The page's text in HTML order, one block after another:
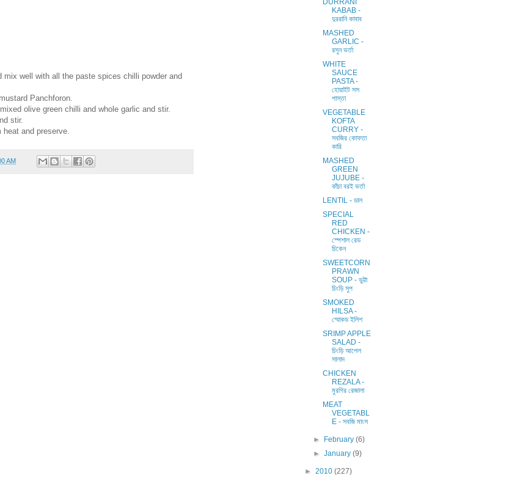
mix well with all the paste spices chilli powder and
Panchforon.
olive green chilli and whole garlic and stir.
stir.
and preserve.
AM
DURRANI
KABAB -
দুররানি কাবাব
MASHED
GARLIC -
রসুন ভর্তা
WHITE
SAUCE
PASTA -
হোয়াইট সস
পাস্তা
VEGETABLE
KOFTA
CURRY -
সবজির কোফতা
কারি
MASHED
GREEN
JUJUBE -
কাঁচা বরই ভর্তা
LENTIL - ডাল
SPECIAL
RED
CHICKEN -
স্পেশাল রেড
চিকেন
SWEETCORN
PRAWN
SOUP - ভুট্টা
চিংড়ি সুপ
SMOKED
HILSA -
স্মোকড ইলিশ
SRIMP APPLE
SALAD -
চিংড়ি আপেল
সালাদ
CHICKEN
REZALA -
মুরগির রেজালা
MEAT
VEGETABL
E - সবজি মাংস
► February(6)
►January(9)
► 2010 (227)